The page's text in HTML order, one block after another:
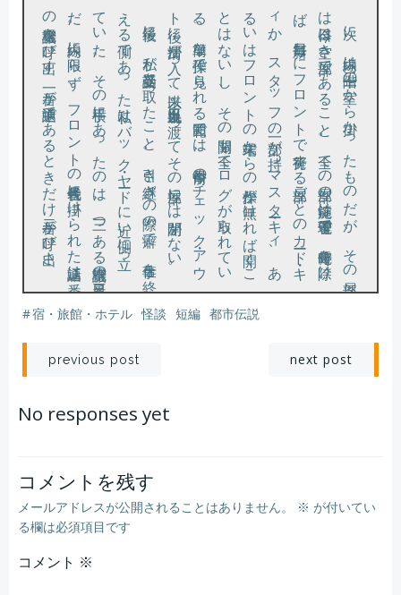
次に
、内線
は十二階
の一室
か
ら掛
か
っ
た
も
の
だ
が
、
そ
の部屋
は今日は空
き部屋
で
あ
る
こ
と
。全
て
の部屋
の施錠
は電子管理
で
、停電時
を除
け
ば、毎日新
た
に
フ
ロ
ン
ト
で発行
す
る部屋
ご
と
の
カー
ド・
キ
ィか
、
ス
タ
ッ
フ
の一部
が持
つ
マ
ス
ター・
キ
ィ
、
あ
るい
は
フ
ロ
ン
ト
の端末
か
ら
の操作
が無
け
れ
ば開
く
こ
とは
な
い
し
、
そ
の開閉
も全
て
ロ
グ
が取
ら
れ
て
い
る。簡単
な操作
で見
ら
れ
る範囲
で
は
、今日午前
の
チ
ェ
ッ
ク・
ア
ウ
ト後に清掃
が入
っ
て以来
、丸半日以上
に渡
っ
て
そ
の部屋
に
は開閉
が
な
い
。
最後に
、私
が受話器
を取
っ
た
こ
と
。引
き継
ぎ
の際
の癖
で
、仕事
を終
える側
で
あ
っ
た私
は
バ
ッ
ク・
ヤー
ド
に近
い側
に立
っ
てい
た
。
そ
の横手
に
あ
っ
た
の
は
、三
つ
あ
る電話機
の三番目
だ。内線
に限
ら
ず
、
フ
ロ
ン
ト
の代表番号
に掛
け
ら
れ
た通話
は一番
の電話機を呼
び出
す
。一番
が通話中
で
あ
る
と
き
だ
け二番
が呼
び出
さ
れ
、一番
も二番
も共
に通話中
の場合
だ
け
、三番
が呼
び出
さ
れ
る
。引
き継
ぎ中
の先
ほ
ど
は一番
も二番
も
ふ
さ
が
っ
て
お
ら
ず
、三番
が鳴
る
た
め
に
は
フ
ロ
ン
ト三番
の内線番号
を指定
し
て掛
け
る必要
が
あ
っ
た
。
し
か
し
、従業員
に
そ
ん
な使
い方
を
す
る必要
は無
い
。私
で
さ
え
マ
ニ
ュ
ア
ル
の
ど
こ
か
に書
い
て
あ
っ
た
よ
う
な気
が
す
る程度
だ
。
そ
ん
な内線
の掛
け方
を
、果
た
し
て
お客様
が
す
る
だ
ろ
う
か
早口に
そ
ん
な
こ
と
を説明
す
る
と
、皆一様
に頷
い
て気色悪
げ
に眉
を顰め
る
。
そ
れ
で
も体調不良
の報
せ
で
あ
る可能性
が
あ
る
か
らと
、男女一人
ず
つ
を伴
っ
て十二階
の
そ
の部屋
へ向
か
っ
た
が
、案
の定客室に
は猫
の子一匹居
る
は
ず
も
な
い
。本体
に掛
け
ら
れ
た
ま
まの受話器
を取
る
と内線
は
フ
ロ
ン
ト
に繋
が
っ
た
ま
ま
、
フ
ロ
ン
ト
に残
し
た
ス
タ
ッ
フ
に以上
の無
い
こ
を伝
え
て
そ
れ
を切
っ
た
#宿・旅館・ホテル 怪談 短編 都市伝説
投
稿
ビ
ゲ
ー
previous post
ビ
next post
No responses yet
コメントを残す
メールアドレスが公開されることはありません。 ※ が付いてい
る欄は必須項目です
コメント ※